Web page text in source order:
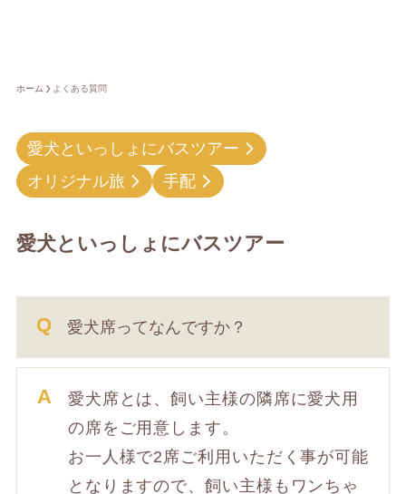
ホーム よくある質問
愛犬といっしょにバスツアー
オリジナル旅
手配
愛犬といっしょにバスツアー
愛犬席ってなんですか？
愛犬席とは、飼い主様の隣席に愛犬用
の席をご用意します。
お一人様で2席ご利用いただく事が可能
となりますので、飼い主様もワンちゃ